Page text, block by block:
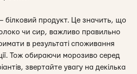
білковий продукт. Це значить, що
чи сир, важливо правильно
в результаті споживання
Тож обираючи морозиво серед
звертайте увагу на декілька